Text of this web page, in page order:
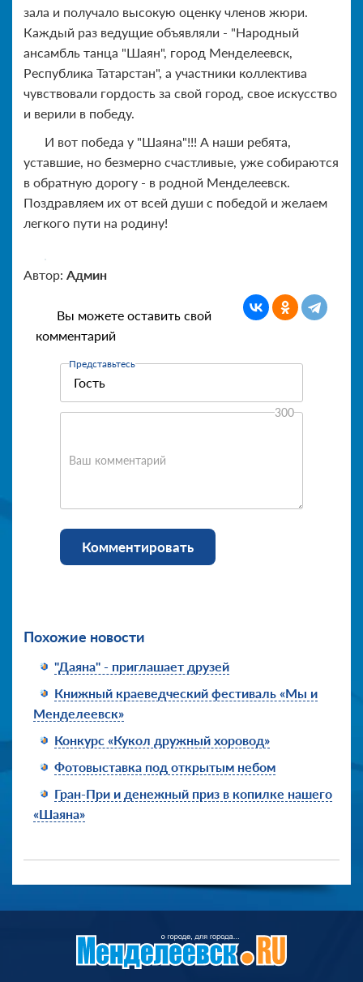
зала и получало высокую оценку членов жюри.
Каждый раз ведущие объявляли - "Народный
ансамбль танца "Шаян", город Менделеевск,
Республика Татарстан", а участники коллектива
чувствовали гордость за свой город, свое искусство
и верили в победу.
И вот победа у "Шаяна"!!! А наши ребята,
уставшие, но безмерно счастливые, уже собираются
в обратную дорогу - в родной Менделеевск.
Поздравляем их от всей души с победой и желаем
легкого пути на родину!
Автор: Админ
Вы можете оставить свой
комментарий
Представьтесь
Ваш комментарий
300
Комментировать
Похожие новости
"Даяна" - приглашает друзей
Книжный краеведческий фестиваль «Мы и
Менделеевск»
Конкурс «Кукол дружный хоровод»
Фотовыставка под открытым небом
Гран-При и денежный приз в копилке нашего
«Шаяна»